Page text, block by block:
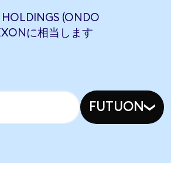
(ONDO
に相当します
FUTUON